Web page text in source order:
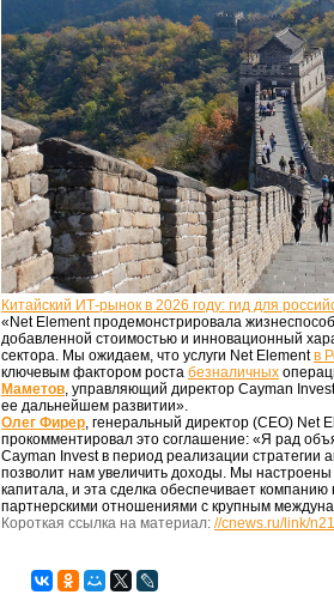
Китайский ИТ-рынок в 2026 году: гид для
«Net Element продемонстрировала
добавленной стоимостью и инновационный
сектора. Мы ожидаем, что услуги Net Elementв
ключевым фактором роста безналичных
Маметов , управляющий директор Cayman
ее дальнейшем развитии».
Олег Фирер , генеральный директор (СЕО) Net
прокомментировал это соглашение: «Я рад
Cayman Invest в период реализации стратегии
позволит нам увеличить доходы. Мы
капитала, и эта сделка обеспечивает
партнерскими отношениями с крупным
Короткая ссылка на материал: //cnews.ru/link/